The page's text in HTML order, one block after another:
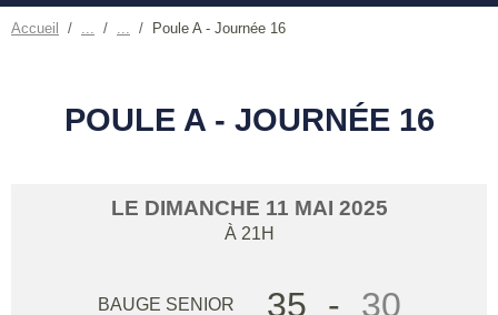
Accueil Poule A - Journée 16
POULE A - JOURNÉE 16
LE DIMANCHE 11 MAI 2025
À 21H
BAUGE SENIOR 35 - 30